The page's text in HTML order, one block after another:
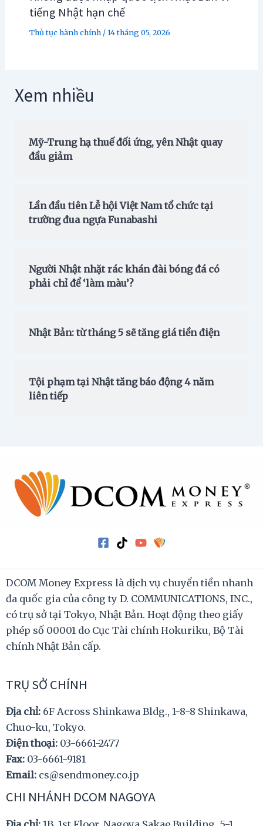
tiếng Nhật hạn chế
Thủ tục hành chính/14 tháng 05, 2026
Xem nhiều
Mỹ-Trung hạ thuế đối ứng, yên Nhật quay
đầu giảm
Lần đầu tiên Lễ hội Việt Nam tổ chức tại
trường đua ngựa Funabashi
Người Nhật nhặt rác khán đài bóng đá có
phải chỉ để ‘làm màu’?
Nhật Bản: từ tháng 5 sẽ tăng giá tiền điện
Tội phạm tại Nhật tăng báo động 4 năm
liên tiếp
DCOM Money Express là dịch vụ chuyển tiền nhanh
đa quốc gia của công ty D. COMMUNICATIONS, INC.,
có trụ sở tại Tokyo, Nhật Bản. Hoạt động theo giấy
phép số 00001 do Cục Tài chính Hokuriku, Bộ Tài
chính Nhật Bản cấp.
TRỤ SỞ CHÍNH
Địa chỉ: 6F Across Shinkawa Bldg., 1-8-8 Shinkawa,
Chuo-ku, Tokyo.
Điện thoại: 03-6661-2477
Fax: 03-6661-9181
Email: cs@sendmoney.co.jp
CHI NHÁNH DCOM NAGOYA